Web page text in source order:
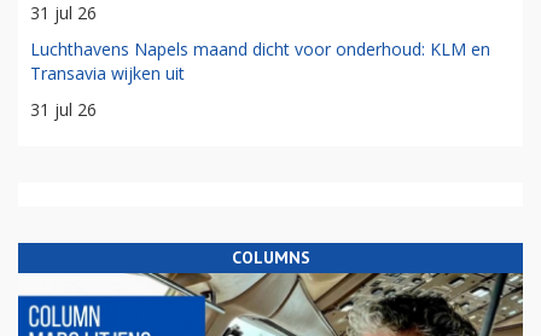
31 jul 26
Luchthavens Napels maand dicht voor onderhoud: KLM en
Transavia wijken uit
31 jul 26
COLUMNS